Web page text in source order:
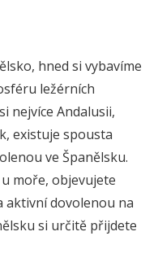
hned si vybavíme
ležérních
nejvíce Andalusii,
existuje spousta
ve Španělsku.
moře, objevujete
aktivní dovolenou na
si určitě přijdete